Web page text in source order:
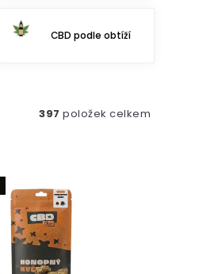
CBD podle obtíží
397 položek celkem